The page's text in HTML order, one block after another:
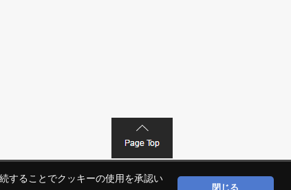
することでクッキーの使用を承認い
閉じる
問合せ